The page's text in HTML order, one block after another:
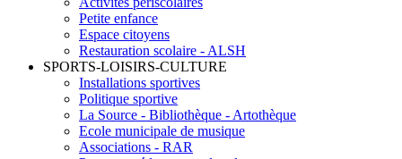
Petite enfance
Espace citoyens
Restauration scolaire - ALSH
SPORTS-LOISIRS-CULTURE
Installations sportives
Politique sportive
La Source - Bibliothèque - Artothèque
Ecole municipale de musique
Associations - RAR